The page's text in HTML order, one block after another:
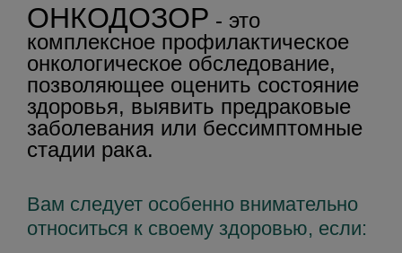
ОНКОДОЗОР - это
комплексное профилактическое
онкологическое обследование,
позволяющее оценить состояние
здоровья, выявить предраковые
заболевания или бессимптомные
стадии рака.
Вам следует особенно внимательно
относиться к своему здоровью, если: